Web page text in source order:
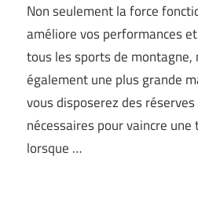
Non seulement la force
améliore vos performances
tous les sports de
également une plus grande
vous disposerez des
nécessaires pour vaincre
lorsque …